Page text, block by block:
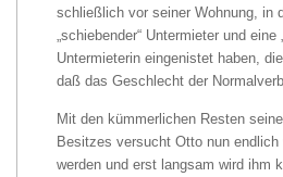
schließlich vor seiner Wohnung, in
„schiebender“ Untermieter und eine
Untermieterin eingenistet haben,
daß das Geschlecht der
Mit den kümmerlichen Resten
Besitzes versucht Otto nun
werden und erst langsam wird ihm